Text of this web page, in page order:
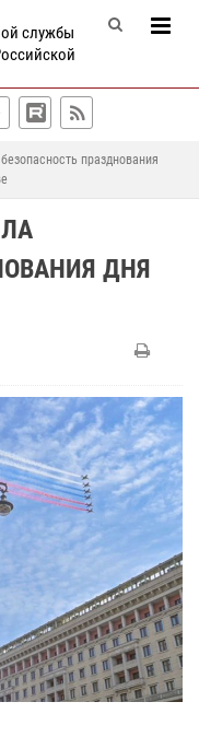
службы
празднования
ДНЯ